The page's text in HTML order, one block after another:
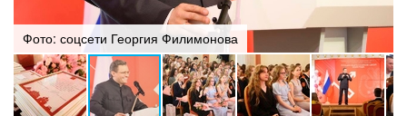
Фото: соцсети Георгия Филимонова